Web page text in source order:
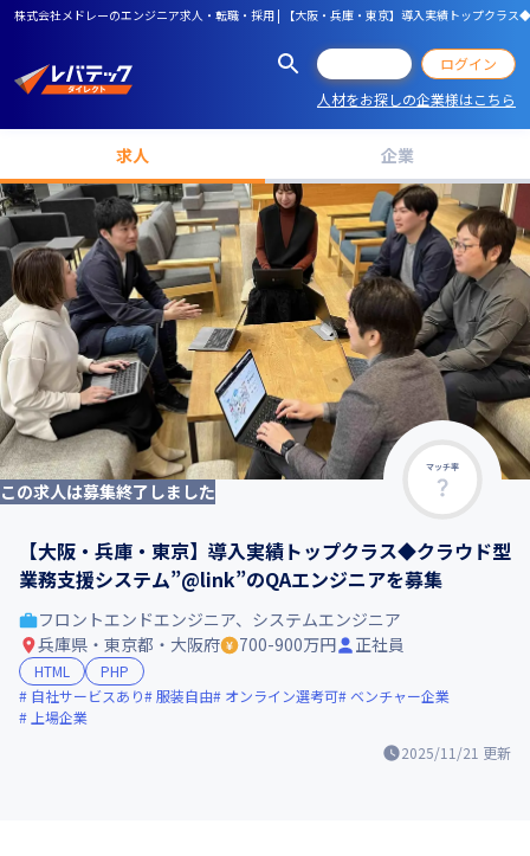
株式会社メドレーのエンジニア求人・転職・採用 | 【大阪・兵庫・東京】導入実績トップクラ
ログイン
人材をお探しの企業様はこちら
求人 企業
マッチ率
この求人は募集終了しました
【大阪・兵庫・東京】導入実績トップクラス◆クラウド型
業務支援システム”@link”のQAエンジニアを募集
2025/11/21 更新
フロントエンドエンジニア、システムエンジニア
兵庫県・東京都・大阪府
700-900万円 正社員
HTML
PHP
自社サービスあり
服装自由 オンライン選考可
ベンチャー企業
上場企業